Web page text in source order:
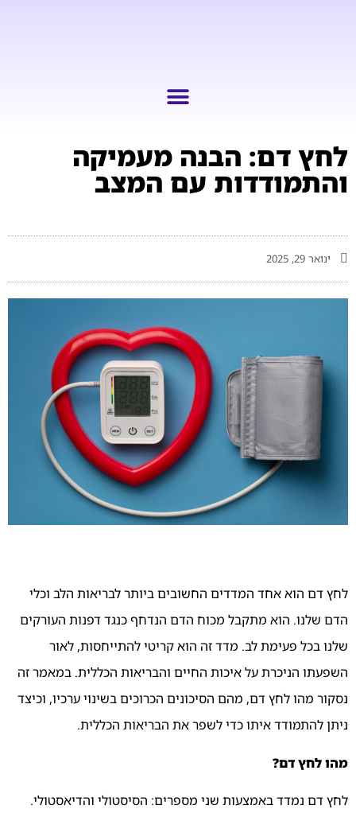
לחץ דם: הבנה מעמיקה
והתמודדות עם המצב
ינואר 29, 2025
לחץ דם הואאחד המדדים החשוביםביותרלבריאות הלב וכלי
הדם שלנו. הוא מתקבל מכוח הדם הנדחףכנגד דפנות העורקים
שלנובכל פעימתלב. מדדזה הואקריטילהתייחסות, לאור
השפעתו הניכרתעלאיכות החיים והבריאות הכללית. במאמרזה
נסקור מהולחץ דם, מהם הסיכונים הכרוכיםבשינויערכיו, וכיצד
ניתןלהתמודדאיתוכדילשפראת הבריאות הכללית.
מהולחץדם?
לחץ דם נמדדבאמצעות שני מספרים: הסיסטולי והדיאסטולי.